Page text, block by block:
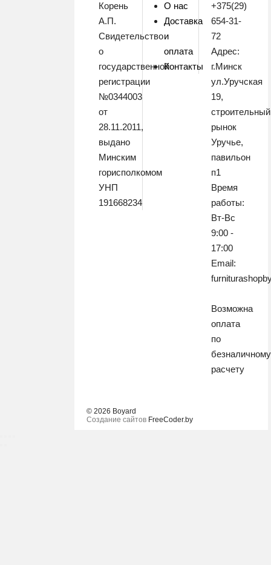
Корень
А.П.
Свидетельство
о
государственной
регистрации
№0344003
от
28.11.2011,
выдано
Минским
горисполкомом
УНП
191668234
О нас
Доставка
и
оплата
Контакты
+375(29)
654-31-
72
Адрес:
г.Минск
ул.Уручская
19,
строительный
рынок
Уручье,
павильон
п1
Время
работы:
Вт-Вс
9:00 -
17:00
Email:
Возможна
оплата
по
безналичному
расчету
© 2026 Boyard
Создание сайтов FreeCoder.by